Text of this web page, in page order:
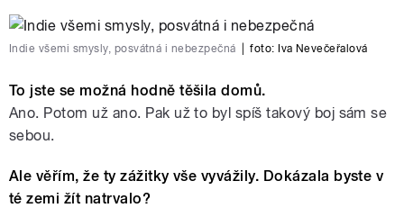
Indie všemi smysly, posvátná i nebezpečná foto:Iva Nevečeřalová
To jste se možná hodně těšila domů.
Ano. Potom už ano. Pak už to byl spíš takový boj sám se
sebou.
Ale věřím, že ty zážitky vše vyvážily. Dokázala byste v
té zemi žít natrvalo?